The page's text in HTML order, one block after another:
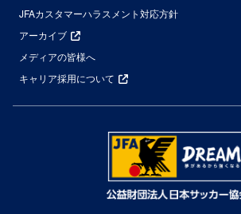
JFAカスタマーハラスメント対応方針
アーカイブ
メディアの皆様へ
キャリア採用について